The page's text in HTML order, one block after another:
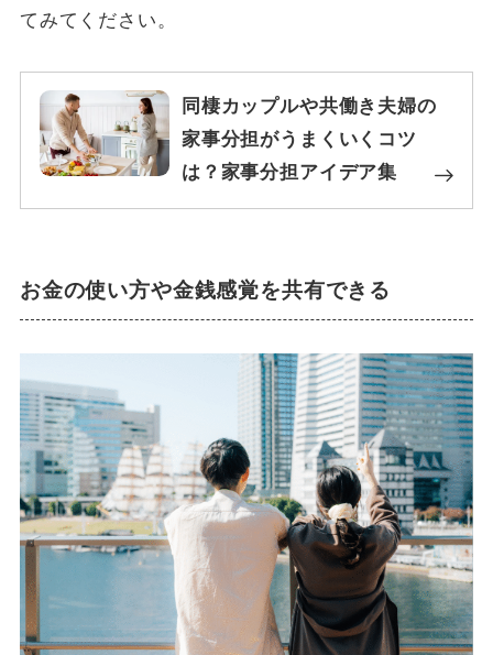
てみてください。
同棲カップルや共働き夫婦の
家事分担がうまくいくコツ
は？家事分担アイデア集
お金の使い方や金銭感覚を共有できる